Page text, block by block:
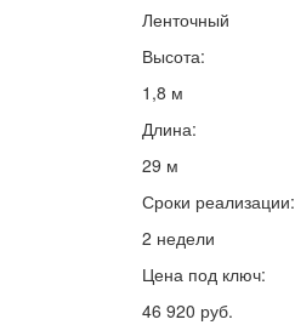
Ленточный
Высота:
1,8 м
Длина:
29 м
Сроки реализации:
2 недели
Цена под ключ:
46 920 руб.